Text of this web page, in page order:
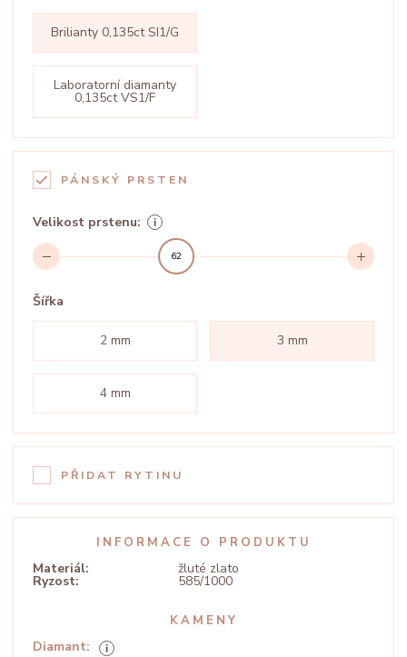
Brilianty 0,135ct SI1/G
Laboratorní diamanty
0,135ct VS1/F
PÁNSKÝ PRSTEN
Velikost prstenu:
62
Šířka
2 mm 3 mm
4 mm
PŘIDAT RYTINU
INFORMACE O PRODUKTU
Materiál: žluté zlato
Ryzost: 585/1000
KAMENY
Diamant: